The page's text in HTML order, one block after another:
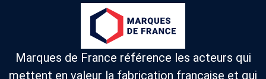
Marques de France référence les acteurs qui
mettent en valeur la fabrication française et qui